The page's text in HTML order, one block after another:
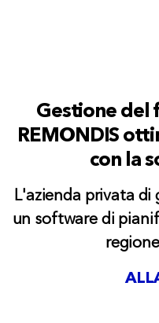
Gestione del
REMONDIS
con la
L'azienda privata
un software di